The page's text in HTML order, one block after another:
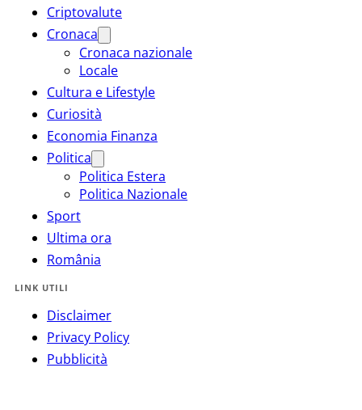
Criptovalute
Cronaca
Cronaca nazionale
Locale
Cultura e Lifestyle
Curiosità
Economia Finanza
Politica
Politica Estera
Politica Nazionale
Sport
Ultima ora
România
LINK UTILI
Disclaimer
Privacy Policy
Pubblicità